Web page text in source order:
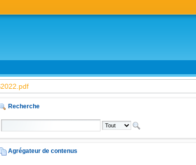
Recherche
Agrégateur de contenus